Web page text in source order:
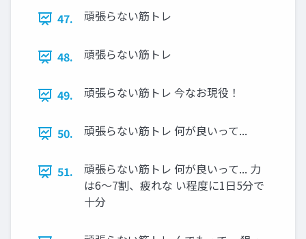
47. 頑張らない筋トレ
48. 頑張らない筋トレ
49. 頑張らない筋トレ 今なお現役！
50. 頑張らない筋トレ 何が良いって...
51.
頑張らない筋トレ 何が良いって... 力
は6～7割、疲れな い程度に1日5分で
十分